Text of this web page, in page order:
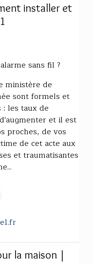
installer et
sans fil ?
ministère de
sont formels et
les taux de
et il est
proches, de vos
de cet acte aux
et traumatisantes
la maison |